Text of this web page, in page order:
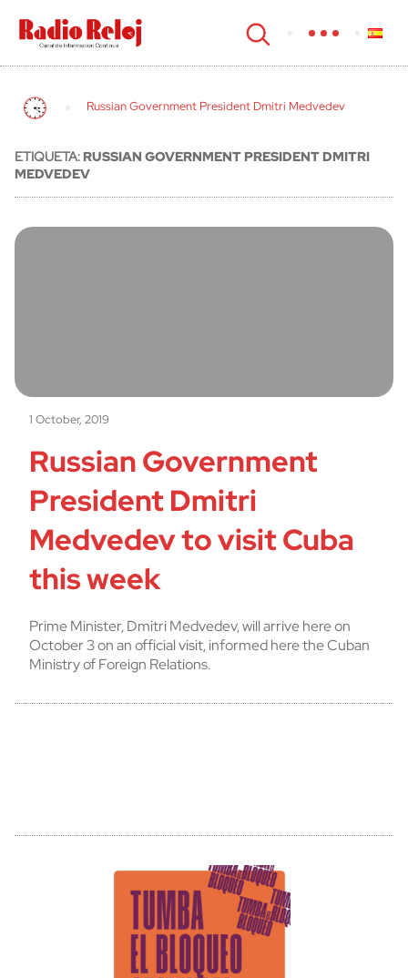
cerrar
Russian Government President Dmitri Medvedev
ETIQUETA:RUSSIAN GOVERNMENT PRESIDENT DMITRI
MEDVEDEV
1 October, 2019
Russian Government
President Dmitri
Medvedev to visit Cuba
this week
Prime Minister, Dmitri Medvedev, will arrive here on
October 3 on an official visit, informed here the Cuban
Ministry of Foreign Relations.